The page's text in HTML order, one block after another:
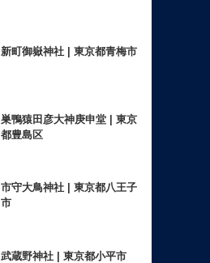
新町御嶽神社 | 東京都青梅市
巣鴨猿田彦大神庚申堂 | 東京
都豊島区
市守大鳥神社 | 東京都八王子
市
武蔵野神社 | 東京都小平市